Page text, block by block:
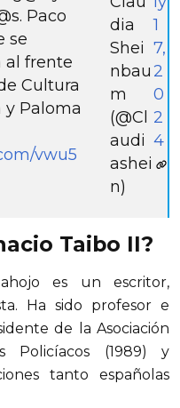
Paco
se
al frente
Cultura
y Paloma
vwu5
dia
Shei
nbau
m
(@Cl
audi
ashei
n)
1
7,
2
0
2
4
Taibo II?
es un escritor,
Ha sido profesor e
de la Asociación
Policíacos (1989) y
tanto españolas